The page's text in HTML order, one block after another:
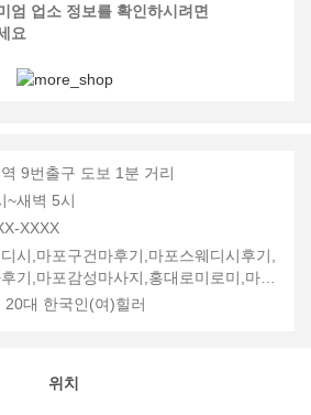
엄 업소 정보를 확인하시려면
요
9번출구 도보 1분 거리
~새벽 5시
XXXX
시,마포구건마후기,마포스웨디시후기,
기,마포감성마사지,홍대로미로미,마포
기
20대 한국인(여)힐러
위치